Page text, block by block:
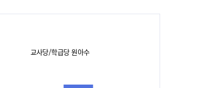
교사당/학급당 원아수